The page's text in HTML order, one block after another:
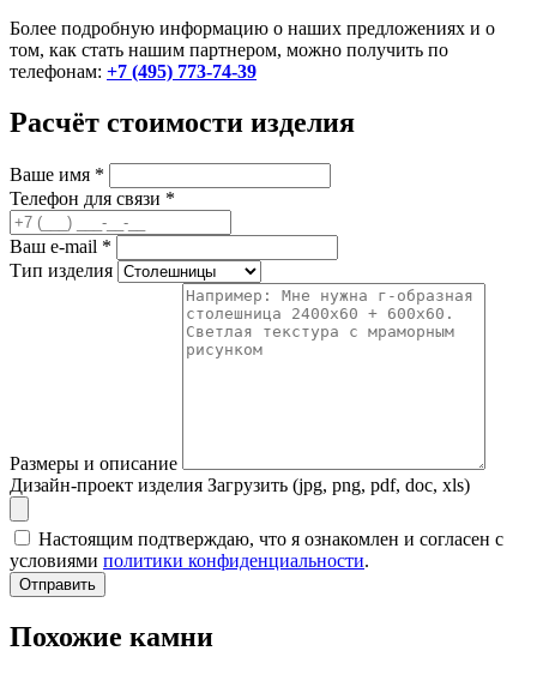
Более подробную информацию о наших предложениях и о
том, как стать нашим партнером, можно получить по
телефонам: +7 (495) 773-74-39
Расчёт стоимости изделия
Ваше имя *
Телефон для связи *
Ваш e-mail *
Тип изделия
Размеры и описание
Дизайн-проект изделия Загрузить (jpg, png, pdf, doc, xls)
Настоящим подтверждаю, что я ознакомлен и согласен с
условиями политики конфиденциальности.
Отправить
Похожие камни